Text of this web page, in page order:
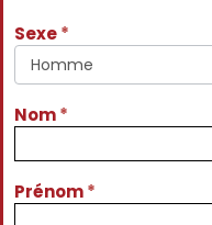
Sexe*
Nom*
Prénom*